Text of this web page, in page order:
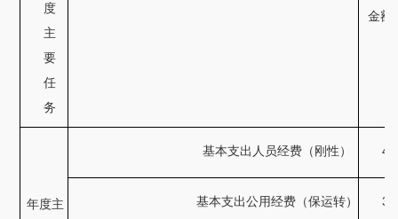
度
主
要
任
务
金额
年度主
基本支出人员经费（刚性）
基本支出公用经费（保运转）